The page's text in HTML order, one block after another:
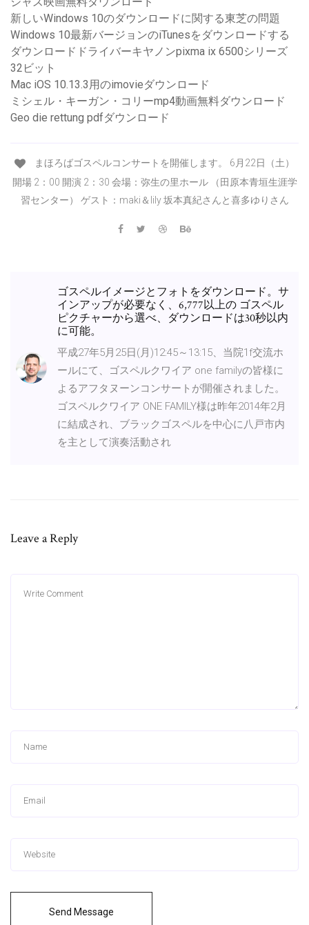
新しいWindows 10のダウンロードに関する東芝の問題
Windows 10最新バージョンのiTunesをダウンロードする
ダウンロードドライバーキヤノンpixma ix 6500シリーズ
32ビット
Mac iOS 10.13.3用のimovieダウンロード
ミシェル・キーガン・コリーmp4動画無料ダウンロード
Geo die rettung pdfダウンロード
まほろばゴスペルコンサートを開催します。 6月22日（土）
開場 2：00 開演 2：30 会場：弥生の里ホール （田原本青垣生涯学
習センター） ゲスト：maki＆lily 坂本真紀さんと喜多ゆりさん
ゴスペルイメージとフォトをダウンロード。サ
インアップが必要なく、6,777以上の ゴスペル
ピクチャーから選べ、ダウンロードは30秒以内
に可能。
平成27年5月25日(月)12:45～13:15、当院1f交流ホ
ールにて、ゴスペルクワイア one familyの皆様に
よるアフタヌーンコンサートが開催されました。
ゴスペルクワイア ONE FAMILY様は昨年2014年2月
に結成され、ブラックゴスペルを中心に八戸市内
を主として演奏活動され
Leave a Reply
Send Message